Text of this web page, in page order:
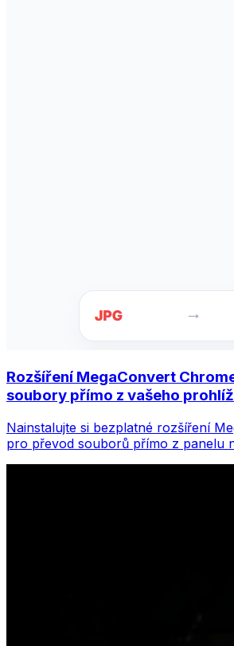
Rozšíření MegaConvert
soubory přímo z vašeho
Nainstalujte si bezplatné rozšíření
pro převod souborů přímo z panelu